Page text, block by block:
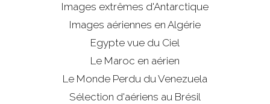
Images extrêmes d'Antarctique
Images aériennes en Algérie
Egypte vue du Ciel
Le Maroc en aérien
Le Monde Perdu du Venezuela
Sélection d'aériens au Brésil